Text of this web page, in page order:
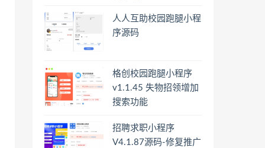
人人互助校园跑腿小程
序源码
格创校园跑腿小程序
v1.1.45 失物招领增加
搜索功能
招聘求职小程序
V4.1.87源码-修复推广